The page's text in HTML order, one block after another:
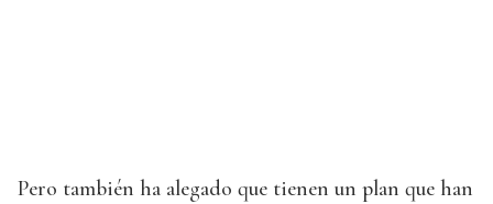
Pero también ha alegado que tienen un plan que han